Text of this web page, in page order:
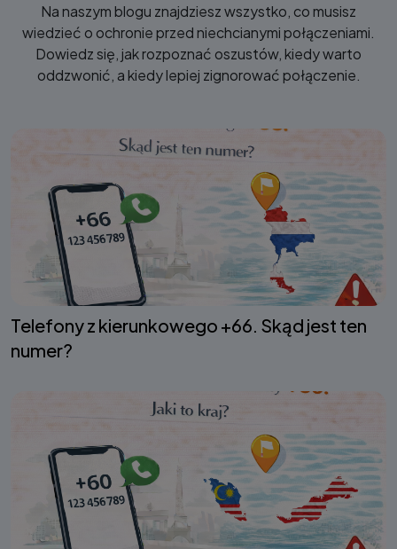
Na naszym blogu znajdziesz wszystko, co musisz
wiedzieć o ochronie przed niechcianymi połączeniami.
Dowiedz się, jak rozpoznać oszustów, kiedy warto
oddzwonić, a kiedy lepiej zignorować połączenie.
Telefony z kierunkowego +66. Skąd jest ten
numer?